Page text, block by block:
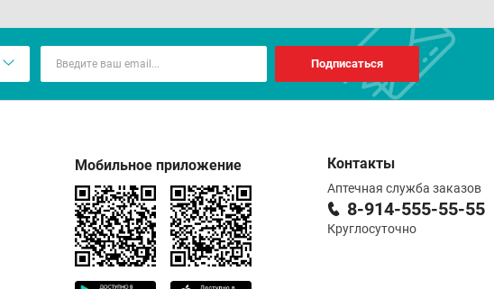
Подписаться
Мобильное приложение Контакты
Аптечная служба заказов
8-914-555-55-55
Круглосуточно